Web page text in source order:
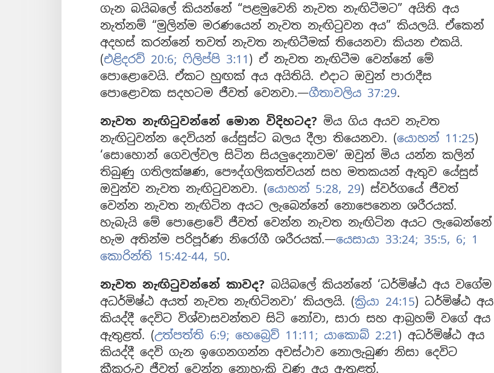
ගැන බයිබලේ කියන්නේ “පළමුවෙනි නැවත නැඟිටීමට” අයිති අය
නැත්නම් “මුලින්ම මරණයෙන් නැවත නැඟිටුවන අය” කියලයි. ඒකෙන්
අදහස් කරන්නේ තවත් නැවත නැඟිටීමක් තියෙනවා කියන එකයි.
(එළිදරව් 20:6; ෆිලිප්පි 3:11) ඒ නැවත නැඟිටීම වෙන්නේ මේ
පොළොවෙයි. ඒකට හුඟක් අය අයිතියි. එදාට ඔවුන් පාරාදීස
පොළොවක සදහටම ජීවත් වෙනවා.—ගීතාවලිය 37:29.
නැවත නැඟිටුවන්නේ මොන විදිහටද? මිය ගිය අයව නැවත
නැඟිටුවන්න දෙවියන් යේසුස්ට බලය දීලා තියෙනවා. (යොහන් 11:25)
‘සොහොන් ගෙවල්වල සිටින සියලුදෙනාවම’ ඔවුන් මිය යන්න කලින්
තිබුණු ගතිලක්ෂණ, පෞද්ගලිකත්වයන් සහ මතකයන් ඇතුව යේසුස්
ඔවුන්ව නැවත නැඟිටුවනවා. (යොහන් 5:28, 29) ස්වර්ගයේ ජීවත්
වෙන්න නැවත නැඟිටින අයට ලැබෙන්නේ නොපෙනෙන ශරීරයක්.
හැබැයි මේ පොළොවේ ජීවත් වෙන්න නැවත නැඟිටින අයට ලැබෙන්නේ
හැම අතින්ම පරිපූර්ණ නිරෝගී ශරීරයක්.—යෙසායා 33:24; 35:5, 6; 1
කොරින්ති 15:42-44, 50.
නැවත නැඟිටුවන්නේ කාවද? බයිබලේ කියන්නේ ‘ධර්මිෂ්ඨ අය වගේම
අධර්මිෂ්ඨ අයත් නැවත නැඟිටිනවා’ කියලයි. (ක්‍රියා 24:15) ධර්මිෂ්ඨ අය
කියද්දී දෙවිට විශ්වාසවන්තව සිටි නෝවා, සාරා සහ ආබ්‍රහම් වගේ අය
ඇතුළත්. (උත්පත්ති 6:9; හෙබ්‍රෙව් 11:11; යාකොබ් 2:21 ) අධර්මිෂ්ඨ අය
කියද්දී දෙවි ගැන ඉගෙනගන්න අවස්ථාව නොලැබුණ නිසා දෙවිට
කීකරුව ජීවත් වෙන්න නොහැකි වුණ අය ඇතුළත්.